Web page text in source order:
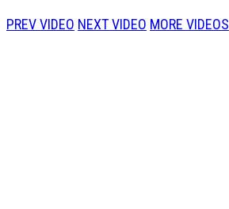
PREV VIDEO NEXT VIDEO MORE VIDEOS